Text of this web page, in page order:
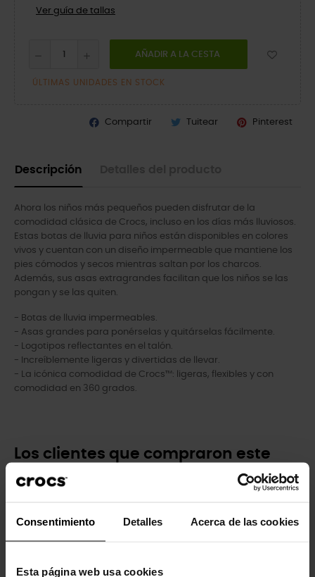
Consentimiento Detalles Acerca de las cookies
Esta página web usa cookies
Ver guía de tallas
AÑADIR A LA CESTA
ÚLTIMAS UNIDADES EN STOCK
Compartir Tuitear Pinterest
Descripción
Ahora los niños más pequeños pueden disfrutar de la
comodidad clásica de Crocs, incluso en los días más lluviosos.
Estas botas de lluvia para niños están disponibles en colores
vivos y cuentan con un diseño impermeable que mantiene los
pies cómodos y secos mientras saltan por los charcos.
Además, sus asas extragrandes facilitan que los niños se las
pongan y se las quiten.
- Botas de lluvia impermeables.
- Asas grandes para ponérselas y quitárselas fácilmente.
- Logotipos reflectantes en el talón.
- Increíblemente ligeras y divertidas de llevar.
- La icónica comodidad de Crocs™: ligeras, flexibles y con
comodidad en 360 grados.
Los clientes que compraron este
producto también han comprado: